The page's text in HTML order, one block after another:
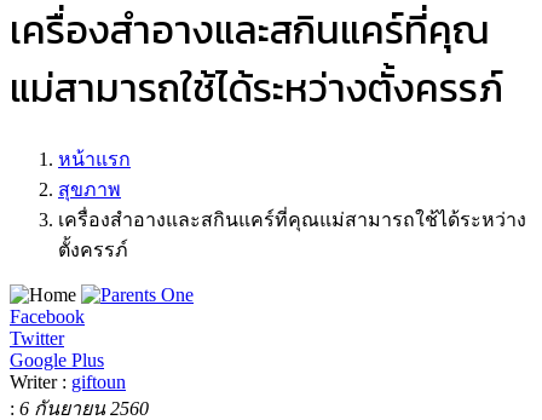
เครื่องสำอางและสกินแคร์ที่คุณ
แม่สามารถใช้ได้ระหว่างตั้งครรภ์
หน้าแรก
สุขภาพ
เครื่องสำอางและสกินแคร์ที่คุณแม่สามารถใช้ได้ระหว่าง
ตั้งครรภ์
Facebook
Twitter
Google Plus
Writer : giftoun
: 6 กันยายน 2560